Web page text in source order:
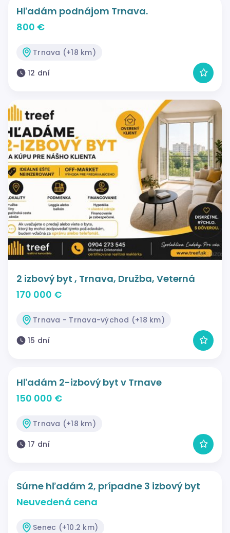
Hľadám podnájom Trnava.
800 €
Trnava (+18 km)
12 dní
2 izbový byt , Trnava, Družba, Veterná
170 000 €
Trnava - Trnava-východ (+18 km)
15 dní
Hľadám 2-izbový byt v Trnave
150 000 €
Trnava (+18 km)
17 dní
Súrne hľadám 2, prípadne 3 izbový byt
Neuvedená cena
Senec (+10.2 km)